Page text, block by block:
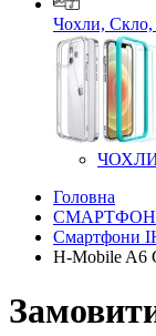
Чохли,
ЧОХЛИ
Головна
Смартфони
H-Mobile A6